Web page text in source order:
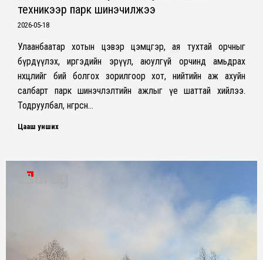
техникээр парк шинэчилжээ
2026-05-18
Улаанбаатар хотын цэвэр цэмцгэр, ая тухтай орчныг
бүрдүүлэх, иргэдийн эрүүл, аюулгүй орчинд амьдрах
нөхцөлийг бий болгох зорилгоор хот, нийтийн аж ахуйн
салбарт парк шинэчлэлтийн ажлыг үе шаттай хийлээ.
Тодруулбал, өнгөрсөн…
Цааш унших